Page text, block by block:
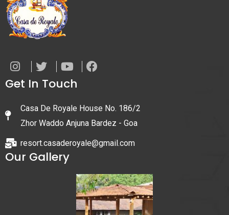
Get In Touch
Casa De Royale House No. 186/2
Zhor Waddo Anjuna Bardez - Goa
resort.casaderoyale@gmail.com
Our Gallery